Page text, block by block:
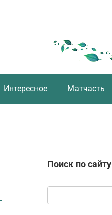
Интересное Матчасть
Поиск по сайту